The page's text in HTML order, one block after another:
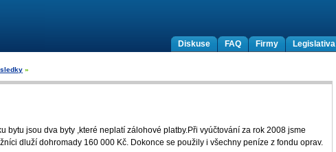
Legislativa
Firmy
FAQ
Diskuse
»
bytu jsou dva byty ,které neplatí zálohové platby.Při vyúčtování za rok 2008 jsme
dluží dohromady 160 000 Kč. Dokonce se použily i všechny peníze z fondu oprav.